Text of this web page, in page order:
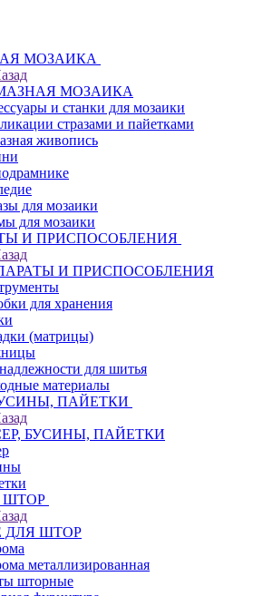
МОЗАИКА
МОЗАИКА
и станки для мозаики
стразами и пайетками
живопись
для мозаики
для мозаики
И ПРИСПОСОБЛЕНИЯ
И ПРИСПОСОБЛЕНИЯ
для хранения
(матрицы)
для шитья
материалы
ПАЙЕТКИ
БУСИНЫ, ПАЙЕТКИ
ШТОР
ДЛЯ ШТОР
металлизированная
шторные